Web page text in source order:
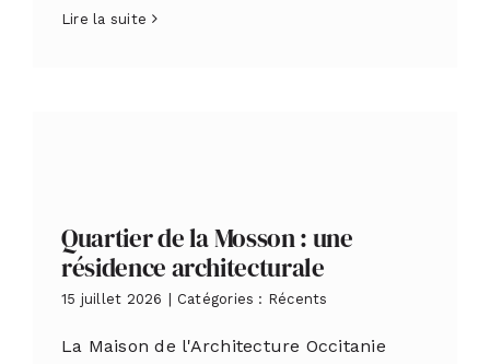
Lire la suite
Quartier de la Mosson : une
résidence architecturale
15 juillet 2026 Catégories : Récents
La Maison de l'Architecture Occitanie